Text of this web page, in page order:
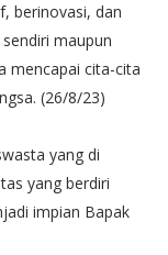
berinovasi, dan
maupun
mencapai cita-cita
(26/8/23)
yang di
yang berdiri
impian Bapak